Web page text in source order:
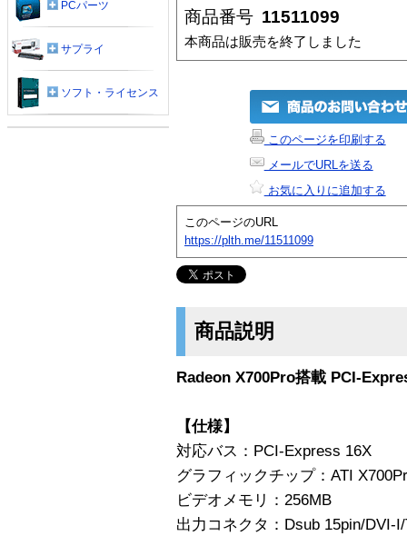
商品番号 11511099
本商品は販売を終了しました
このページを印刷する
メールでURLを送る
お気に入りに追加する
このページのURL
https://plth.me/11511099
商品説明
Radeon X700Pro搭載 PCI-
【仕様】
対応バス：PCI-Express 16X
グラフィックチップ：ATI
ビデオメモリ：256MB
出力コネクタ：Dsub 15pin/DVI-
PCパーツ
サプライ
ソフト・ライセンス